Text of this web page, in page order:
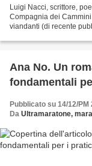
Luigi Nacci, scrittore,
Compagnia dei
viandanti (di recente
Ana No. Un
fondamentali
Pubblicato su 14/12/PM
Da Ultramaratone,